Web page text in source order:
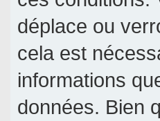
déplace ou
cela est
informations
données. Bien